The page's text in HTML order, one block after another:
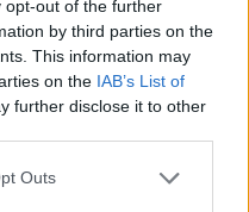
opt-out of the further
by third parties on the
This information may
on the IAB’s List of
further disclose it to other
Outs
kapsel wordt gedragen is
neutrale tint laat de
recht komen, terwijl het
eenvoud van de
blouse eronder